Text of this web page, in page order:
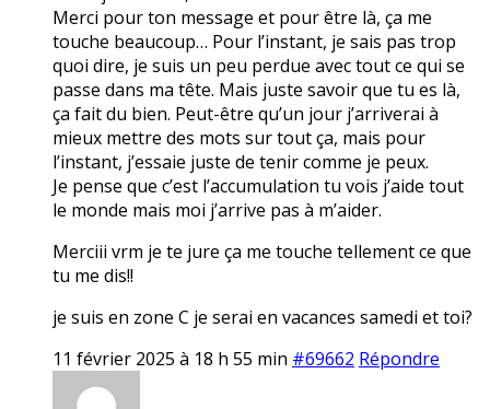
Merci pour ton message et pour être là, ça me
touche beaucoup… Pour l’instant, je sais pas trop
quoi dire, je suis un peu perdue avec tout ce qui se
passe dans ma tête. Mais juste savoir que tu es là,
ça fait du bien. Peut-être qu’un jour j’arriverai à
mieux mettre des mots sur tout ça, mais pour
l’instant, j’essaie juste de tenir comme je peux.
Je pense que c’est l’accumulation tu vois j’aide tout
le monde mais moi j’arrive pas à m’aider.
Merciii vrm je te jure ça me touche tellement ce que
tu me dis!!
je suis en zone C je serai en vacances samedi et toi?
11 février 2025 à 18 h 55 min #69662 Répondre